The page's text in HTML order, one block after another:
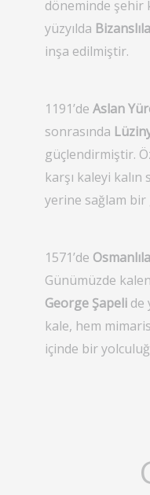
döneminde şehir
yüzyılda
inşa edilmiştir.
1191’de Aslan
sonrasında
güçlendirmiştir.
karşı kaleyi
yerine sağlam bir
1571’de
Günümüzde
George Şapelide
kale, hem
içinde bir